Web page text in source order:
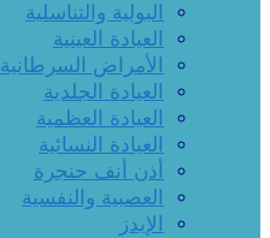
البولية والتناسلية
العيادة العينية
الأمراض السرطانية
العيادة الجلدية
العيادة العظمية
العيادة النسائية
أذن أنف حنجرة
العصبية والنفسية
الإيدز